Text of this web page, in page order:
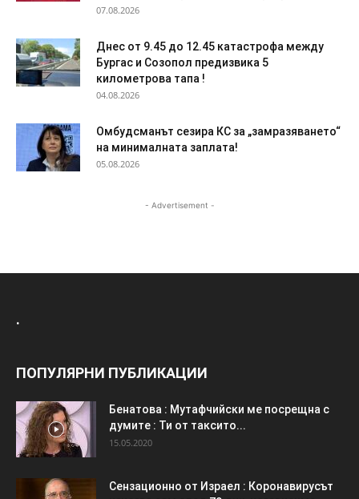
07.08.2026
Днес от 9.45 до 12.45 катастрофа между
Бургас и Созопол предизвика 5
километрова тапа !
04.08.2026
Омбудсманът сезира КС за „замразяването“
на минималната заплата!
05.08.2026
- Advertisement -
.
ПОПУЛЯРНИ ПУБЛИКАЦИИ
Бенатова : Мутафчийски ме посрещна с
думите : Ти от таксито...
15.05.2020
Сензационно от Израел : Коронавирусът